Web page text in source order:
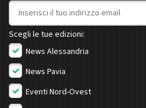
Indirizzo email
Scegli le tue edizioni:
News Alessandria
News Pavia
Eventi Nord-Ovest